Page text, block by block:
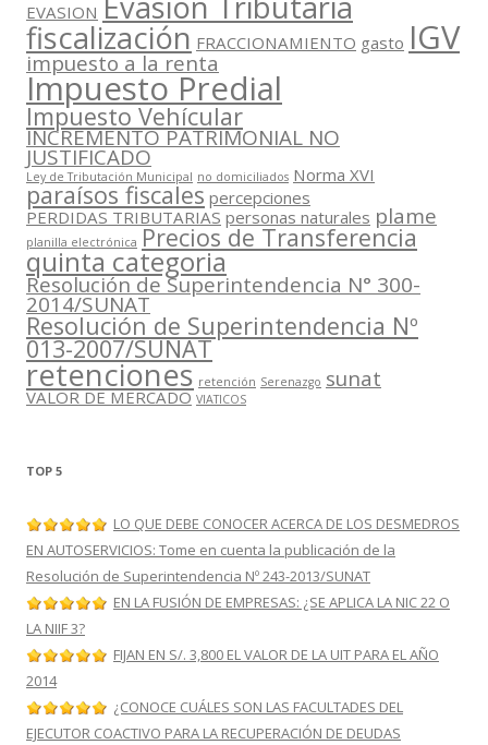
EVASION
fiscalización FRACCIONAMIENTO gasto IGV
impuesto a la renta
Impuesto Predial
Impuesto Vehícular
INCREMENTO PATRIMONIAL NO
JUSTIFICADO
Ley de Tributación Municipal no domiciliados Norma XVI
paraísos fiscales percepciones
PERDIDAS TRIBUTARIAS personas naturales plame
planilla electrónica Precios de Transferencia
quinta categoria
Resolución de Superintendencia N° 300-
2014/SUNAT
Resolución de Superintendencia Nº
013-2007/SUNAT
retenciones retención Serenazgo sunat
VALOR DE MERCADO VIATICOS
TOP 5
LO QUE DEBE CONOCER ACERCA DE LOS DESMEDROS
EN AUTOSERVICIOS: Tome en cuenta la publicación de la
Resolución de Superintendencia Nº 243-2013/SUNAT
EN LA FUSIÓN DE EMPRESAS: ¿SE APLICA LA NIC 22 O
LA NIIF 3?
FIJAN EN S/. 3,800 EL VALOR DE LA UIT PARA EL AÑO
2014
¿CONOCE CUÁLES SON LAS FACULTADES DEL
EJECUTOR COACTIVO PARA LA RECUPERACIÓN DE DEUDAS